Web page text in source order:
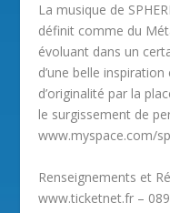
La musique de
définit comme du
évoluant dans un
d’une belle
d’originalité par la
le surgissement de
www.myspace.com/
Renseignements et
www.ticketnet.fr –